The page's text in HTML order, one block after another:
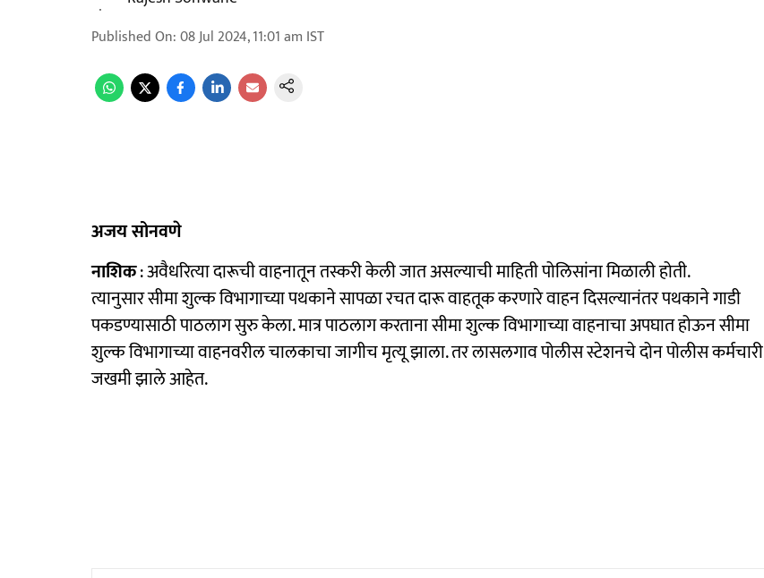
Published On:08 Jul 2024, 11:01 am IST
अजय सोनवणे
नाशिक: अवैधरित्या दारूची वाहनातून तस्करी केली जात असल्याची माहिती पोलिसांना मिळाली होती.
त्यानुसार सीमा शुल्क विभागाच्या पथकाने सापळा रचत दारू वाहतूक करणारे वाहन दिसल्यानंतर पथकाने गाडी
पकडण्यासाठी पाठलाग सुरु केला. मात्र पाठलाग करताना सीमा शुल्क विभागाच्या वाहनाचा अपघात होऊन सीमा
शुल्क विभागाच्या वाहनवरील चालकाचा जागीच मृत्यू झाला. तर लासलगाव पोलीस स्टेशनचे दोन पोलीस कर्मचारी
जखमी झाले आहेत.